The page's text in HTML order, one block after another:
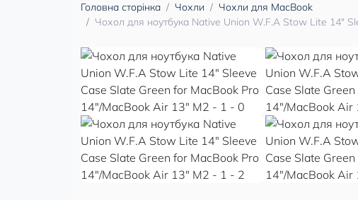
Головна сторінка Чохли
Чохли для MacBook
Чохол для ноутбука Native Union W.F.A Stow Lite 14"